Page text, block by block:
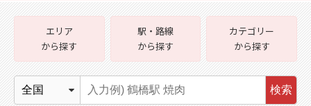
エリア
から探す
駅・路線
から探す
カテゴリー
から探す
検索